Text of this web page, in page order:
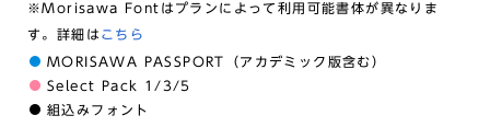
※Morisawa Fontはプランによって利用可能書体が異なりま
す。詳細は こちら
MORISAWA PASSPORT（アカデミック版含む）
Select Pack 1/3/5
組込みフォント